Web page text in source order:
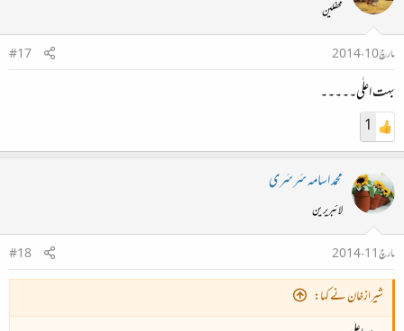
محفلین
مارچ 10، 2014
#17
بہت اعلٰی۔۔۔۔۔
1
محمد اسامہ سَرسَری
لائبریرین
مارچ 11، 2014
#18
شیرازخان نے کہا: